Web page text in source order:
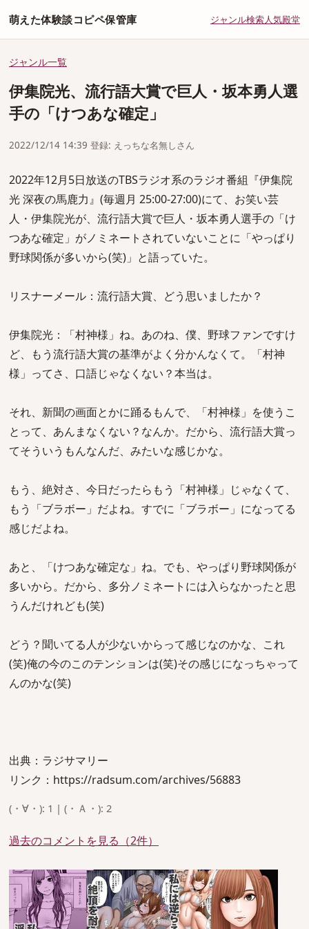
萌えた体験談コピペ保管庫 ジャンル検索人気殿堂
ジャンル一覧
伊集院光、流行語大賞で巨人・坂本勇人選
手の「けつあな確定」
2022/12/14 14:39 登録: えっちな名無しさん
2022年12月5日放送のTBSラジオ系のラジオ番組『伊集院
光 深夜の馬鹿力』(毎週月 25:00-27:00)にて、お笑い芸
人・伊集院光が、流行語大賞で巨人・坂本勇人選手の「け
つあな確定」がノミネートされていないことに「やっぱり
野球関係が多いから(笑)」と語っていた。
リスナーメール：流行語大賞、どう思いましたか？
伊集院光：「村神様」ね。あのね、僕、野球ファンですけ
ど、もう流行語大賞の基準がよく分かんなくて。「村神
様」ってさ、口語じゃなくない？本当は。
それ、新聞の画面とかに踊るもんで、「村神様」を使うこ
とって、あんまなくない？なんか。だから、流行語大賞っ
てそういうもんなんだ、みたいな感じかな。
もう、絶対さ、今日だったらもう「村神様」じゃなくて、
もう「ブラボー」だよね。すでに「ブラボー」になってる
感じだよね。
あと、「けつあな確定な」ね。でも、やっぱり野球関係が
多いから。だから、多分ノミネートには入らなかったと思
うんだけれども(笑)
どう？聞いてる人が少ないからって感じなのかな、これ
(笑)俺の今のこのテンションは(笑)その感じになっちゃって
んのかな(笑)
出典：ラジサマリー
リンク：https://radsum.com/archives/56883
(・∀・): 1 | (・Ａ・): 2
過去のコメントを見る（2件）